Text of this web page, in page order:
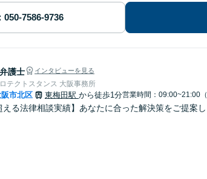
弁護士 インタビューを見る
テクトスタンス 大阪事務所
市北区 東梅田駅 から徒歩1分営業時間：09:00~21:00（
える法律相談実績】あなたに合った解決策をご提案